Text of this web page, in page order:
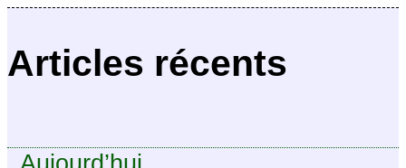
Articles récents
jamais osé
demander